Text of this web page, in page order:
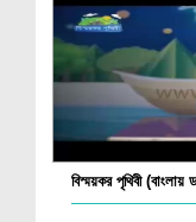
বিস্ময়কর পৃথিবী